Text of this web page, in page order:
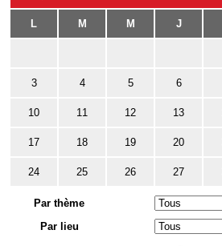
L M M J
3 4 5 6
10 11 12 13
17 18 19 20
24 25 26 27
Par thème
Par lieu